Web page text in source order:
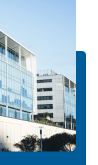
The World